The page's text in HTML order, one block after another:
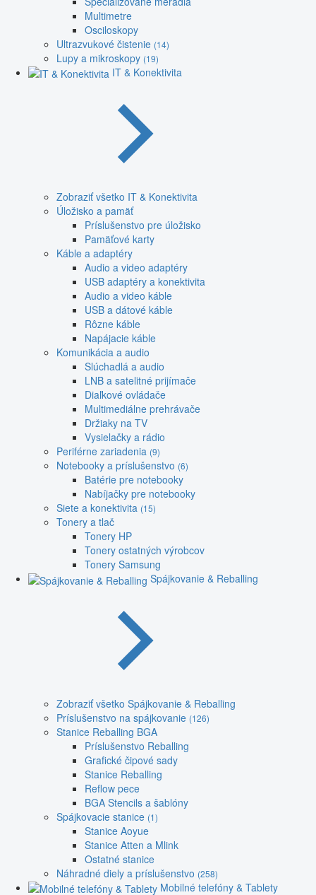
Multimetre
Osciloskopy
Ultrazvukové čistenie (14)
Lupy a mikroskopy (19)
IT & Konektivita
Zobraziť všetko IT & Konektivita
Úložisko a pamäť
Príslušenstvo pre úložisko
Pamäťové karty
Káble a adaptéry
Audio a video adaptéry
USB adaptéry a konektivita
Audio a video káble
USB a dátové káble
Rôzne káble
Napájacie káble
Komunikácia a audio
Slúchadlá a audio
LNB a satelitné prijímače
Diaľkové ovládače
Multimediálne prehrávače
Držiaky na TV
Vysielačky a rádio
Periférne zariadenia (9)
Notebooky a príslušenstvo (6)
Batérie pre notebooky
Nabíjačky pre notebooky
Siete a konektivita (15)
Tonery a tlač
Tonery HP
Tonery ostatných výrobcov
Tonery Samsung
Spájkovanie & Reballing
Zobraziť všetko Spájkovanie & Reballing
Príslušenstvo na spájkovanie (126)
Stanice Reballing BGA
Príslušenstvo Reballing
Grafické čipové sady
Stanice Reballing
Reflow pece
BGA Stencils a šablóny
Spájkovacie stanice (1)
Stanice Aoyue
Stanice Atten a Mlink
Ostatné stanice
Náhradné diely a príslušenstvo (258)
Mobilné telefóny & Tablety